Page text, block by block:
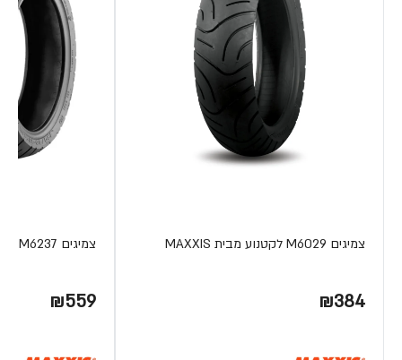
צמיגים M6029 לקטנוע מבית MAXXIS
₪384
צמיגים M6237 לקטנוע מבית MAXXIS
₪559